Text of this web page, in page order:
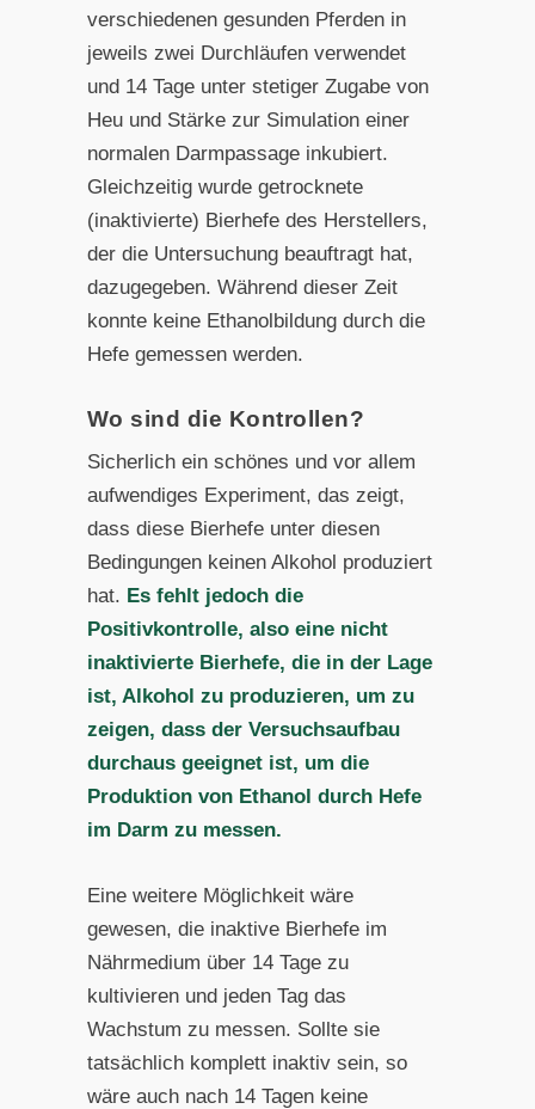
verschiedenen gesunden Pferden in
jeweils zwei Durchläufen verwendet
und 14 Tage unter stetiger Zugabe von
Heu und Stärke zur Simulation einer
normalen Darmpassage inkubiert.
Gleichzeitig wurde getrocknete
(inaktivierte) Bierhefe des Herstellers,
der die Untersuchung beauftragt hat,
dazugegeben. Während dieser Zeit
konnte keine Ethanolbildung durch die
Hefe gemessen werden.
Wo sind die Kontrollen?
Sicherlich ein schönes und vor allem
aufwendiges Experiment, das zeigt,
dass diese Bierhefe unter diesen
Bedingungen keinen Alkohol produziert
hat. Es fehlt jedoch die
Positivkontrolle, also eine nicht
inaktivierte Bierhefe, die in der Lage
ist, Alkohol zu produzieren, um zu
zeigen, dass der Versuchsaufbau
durchaus geeignet ist, um die
Produktion von Ethanol durch Hefe
im Darm zu messen.
Eine weitere Möglichkeit wäre
gewesen, die inaktive Bierhefe im
Nährmedium über 14 Tage zu
kultivieren und jeden Tag das
Wachstum zu messen. Sollte sie
tatsächlich komplett inaktiv sein, so
wäre auch nach 14 Tagen keine